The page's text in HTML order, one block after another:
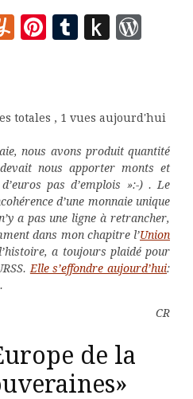
Yummly
Pinterest
Tumblr
Push
totales , 1 vues aujourd'hui
nous avons produit quantité
nous apporter monts et
pas d’emplois »:-) . Le
d’une monnaie unique
a pas une ligne à retrancher,
dans mon chapitre l’Union
a toujours plaidé pour
Elle s’effondre aujourd’hui:
CR
de la